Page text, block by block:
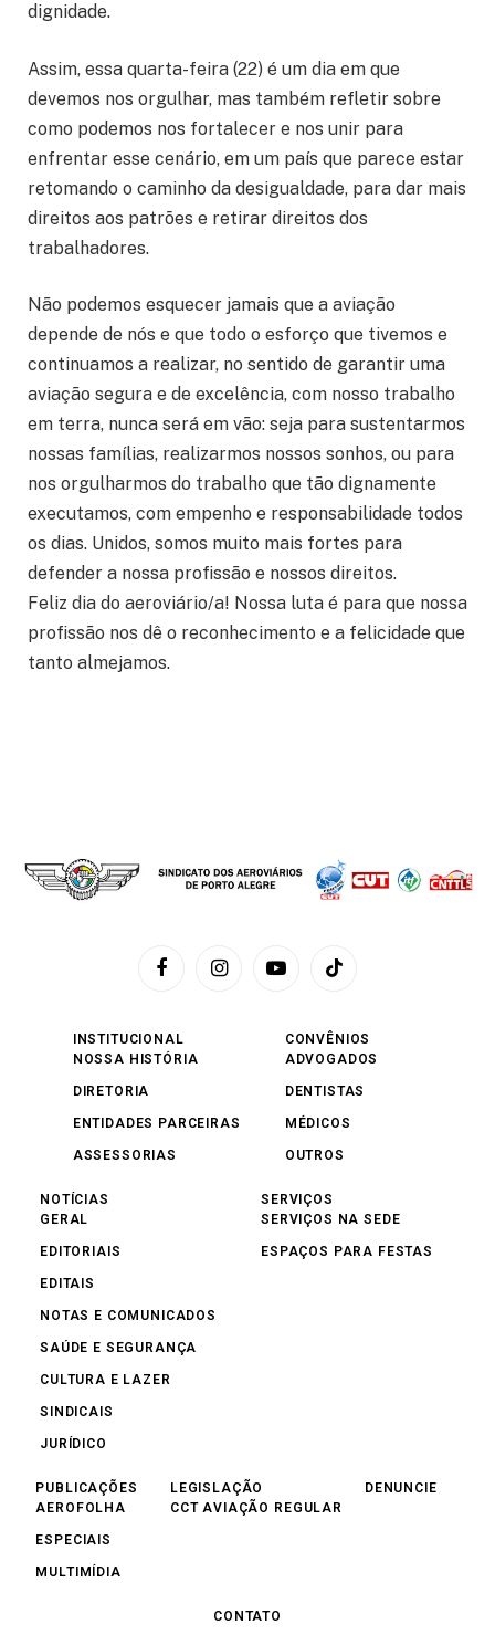
dignidade.
Assim, essa quarta-feira (22) é um dia em que
devemos nos orgulhar, mas também refletir sobre
como podemos nos fortalecer e nos unir para
enfrentar esse cenário, em um país que parece estar
retomando o caminho da desigualdade, para dar mais
direitos aos patrões e retirar direitos dos
trabalhadores.
Não podemos esquecer jamais que a aviação
depende de nós e que todo o esforço que tivemos e
continuamos a realizar, no sentido de garantir uma
aviação segura e de excelência, com nosso trabalho
em terra, nunca será em vão: seja para sustentarmos
nossas famílias, realizarmos nossos sonhos, ou para
nos orgulharmos do trabalho que tão dignamente
executamos, com empenho e responsabilidade todos
os dias. Unidos, somos muito mais fortes para
defender a nossa profissão e nossos direitos.
Feliz dia do aeroviário/a! Nossa luta é para que nossa
profissão nos dê o reconhecimento e a felicidade que
tanto almejamos.
FacebookInstagramYouTubeTikTok
INSTITUCIONAL
NOSSA HISTÓRIA
DIRETORIA
ENTIDADES PARCEIRAS
ASSESSORIAS
CONVÊNIOS
ADVOGADOS
DENTISTAS
MÉDICOS
OUTROS
NOTÍCIAS
GERAL
EDITORIAIS
EDITAIS
NOTAS E COMUNICADOS
SAÚDE E SEGURANÇA
CULTURA E LAZER
SINDICAIS
JURÍDICO
SERVIÇOS
SERVIÇOS NA SEDE
ESPAÇOS PARA FESTAS
PUBLICAÇÕES
AEROFOLHA
ESPECIAIS
MULTIMÍDIA
LEGISLAÇÃO
CCT AVIAÇÃO REGULAR
DENUNCIE
CONTATO